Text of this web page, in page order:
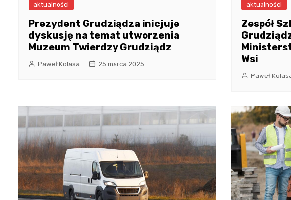
aktualności
Prezydent Grudziądza inicjuje
dyskusję na temat utworzenia
Muzeum Twierdzy Grudziądz
Paweł Kolasa 25 marca 2025
aktualności
Zespół
Wsi
Paweł